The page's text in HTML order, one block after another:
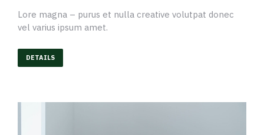
Lore magna – purus et nulla creative volutpat donec
vel varius ipsum amet.
DETAILS